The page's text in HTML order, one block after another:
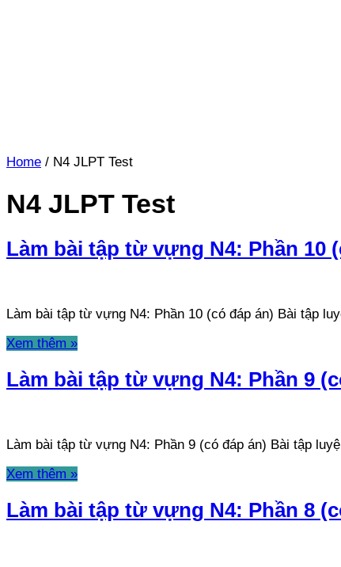
Home / N4 JLPT Test
N4 JLPT Test
Làm bài tập từ vựng N4: Phần 10
Làm bài tập từ vựng N4: Phần 10 (có đáp án) Bài tập
Xem thêm »
Làm bài tập từ vựng N4: Phần 9
Làm bài tập từ vựng N4: Phần 9 (có đáp án) Bài tập
Xem thêm »
Làm bài tập từ vựng N4: Phần 8